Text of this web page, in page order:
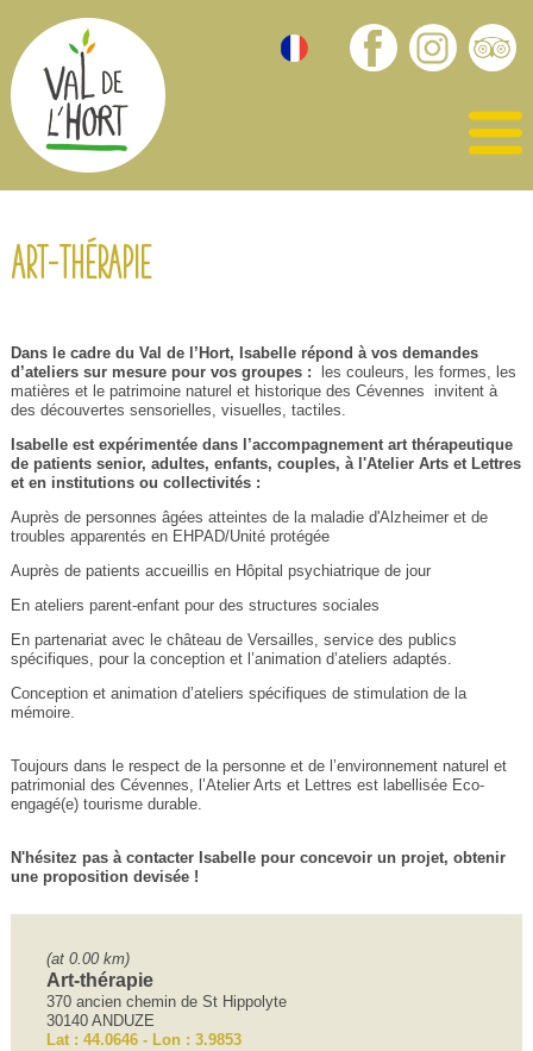
Art-thérapie
Dans le cadre du Val de l’Hort, Isabelle répond à vos demandes
d’ateliers sur mesure pour vos groupes :
les couleurs, les formes, les
matières et le patrimoine naturel et historique des Cévennes
invitent à
des découvertes sensorielles, visuelles, tactiles.
Isabelle est expérimentée dans l’accompagnement art thérapeutique
de patients senior, adultes, enfants, couples, à l'Atelier Arts et Lettres
et en institutions ou collectivités :
Auprès de personnes âgées atteintes de la maladie d'Alzheimer et de
troubles apparentés en EHPAD/Unité protégée
Auprès de patients accueillis en Hôpital psychiatrique de jour
En ateliers parent-enfant pour des structures sociales
En partenariat avec le château de Versailles, service des publics
spécifiques, pour la conception et l’animation d’ateliers adaptés.
Conception et animation d’ateliers spécifiques de stimulation de la
mémoire.
Toujours dans le respect de la personne et de l’environnement naturel et
patrimonial des Cévennes, l’Atelier Arts et Lettres est labellisée Eco-
engagé(e) tourisme durable.
N'hésitez pas à contacter Isabelle pour concevoir un projet, obtenir
une proposition devisée !
(at 0.00 km)
Art-thérapie
370 ancien chemin de St Hippolyte
30140 ANDUZE
Lat : 44.0646 - Lon : 3.9853